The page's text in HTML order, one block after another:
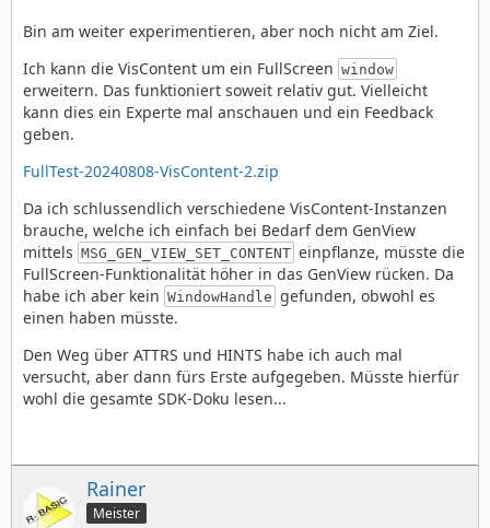
Bin am weiter experimentieren, aber noch nicht am Ziel.
Ich kann die VisContent um ein FullScreen window
erweitern. Das funktioniert soweit relativ gut. Vielleicht
kann dies ein Experte mal anschauen und ein Feedback
geben.
FullTest-20240808-VisContent-2.zip
Da ich schlussendlich verschiedene VisContent-Instanzen
brauche, welche ich einfach bei Bedarf dem GenView
mittels MSG_GEN_VIEW_SET_CONTENT einpflanze, müsste die
FullScreen-Funktionalität höher in das GenView rücken. Da
habe ich aber kein WindowHandle gefunden, obwohl es
einen haben müsste.
Den Weg über ATTRS und HINTS habe ich auch mal
versucht, aber dann fürs Erste aufgegeben. Müsste hierfür
wohl die gesamte SDK-Doku lesen...
Rainer
Meister